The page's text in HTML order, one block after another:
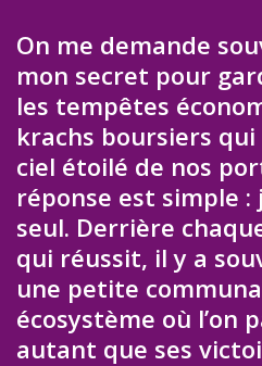
On me demande
mon secret pour
les tempêtes
krachs boursiers
ciel étoilé de nos
réponse est simple :
seul. Derrière
qui réussit, il y a
une petite
écosystème où l’on
autant que ses